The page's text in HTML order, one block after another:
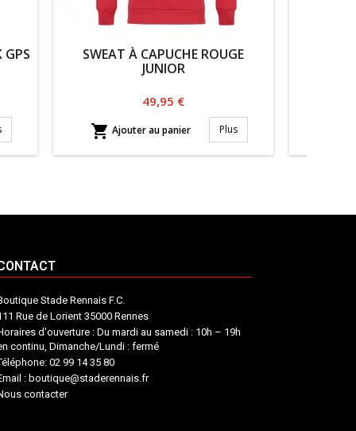
GPS
SWEAT À CAPUCHE ROUGE
JUNIOR
Prix
49,95 €
 Ajouter au panier Plus
Stade Rennais F.C.
Rue de Lorient 35000 Rennes
d'ouverture : Du mardi au samedi : 10h – 19h
continu, Dimanche/Lundi : fermé
02 99 14 35 80
: boutique@staderennais.fr
contacter